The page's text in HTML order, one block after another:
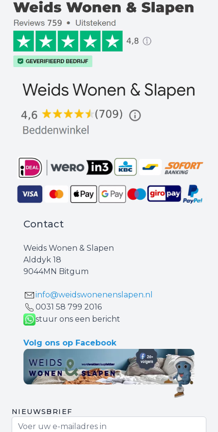
Contact
Weids Wonen & Slapen
Alddyk 18
9044MN Bitgum
info@weidswonenenslapen.nl
0031 ‪58 799 2016‬
stuur ons een bericht
Volg ons op Facebook
NIEUWSBRIEF